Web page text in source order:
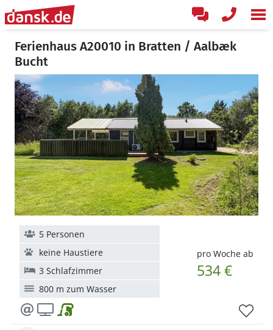
Ferienhaus A20010 in Bratten / Aalbæk
Bucht
pro Woche ab
534 €
5 Personen
keine Haustiere
3 Schlafzimmer
800 m zum Wasser